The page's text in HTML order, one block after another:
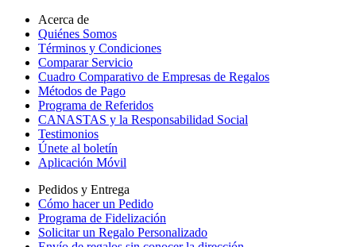
Acerca de
Quiénes Somos
Términos y Condiciones
Comparar Servicio
Cuadro Comparativo de Empresas de Regalos
Métodos de Pago
Programa de Referidos
CANASTAS y la Responsabilidad Social
Testimonios
Únete al boletín
Aplicación Móvil
Pedidos y Entrega
Cómo hacer un Pedido
Programa de Fidelización
Solicitar un Regalo Personalizado